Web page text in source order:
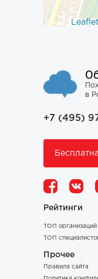
Leaflet
в
+7 (495)
Рейтинги
ТОП организаций
ТОП
Прочее
Правила сайта